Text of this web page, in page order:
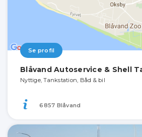
Se profil
Blåvand Autoservice & Shell
Nyttige, Tankstation, Båd & bil
6857 Blåvand